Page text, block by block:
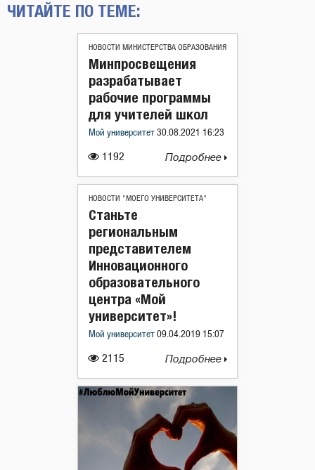
ЧИТАЙТЕ ПО ТЕМЕ:
НОВОСТИ МИНИСТЕРСТВА ОБРАЗОВАНИЯ
1192
Минпросвещения
разрабатывает
рабочие программы
для учителей школ
Мой университет 30.08.2021 16:23
Подробнее
НОВОСТИ "МОЕГО УНИВЕРСИТЕТА"
2115
Станьте
региональным
представителем
Инновационного
образовательного
центра «Мой
университет»!
Мой университет 09.04.2019 15:07
Подробнее